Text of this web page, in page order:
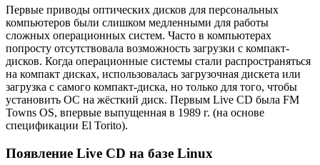
Первые приводы оптических дисков для персональных
компьютеров были слишком медленными для работы
сложных операционных систем. Часто в компьютерах
попросту отсутствовала возможность загрузки с компакт-
дисков. Когда операционные системы стали распространяться
на компакт дисках, использовалась загрузочная дискета или
загрузка с самого компакт-диска, но только для того, чтобы
установить ОС на жёсткий диск. Первым Live CD была FM
Towns OS, впервые выпущенная в 1989 г. (на основе
спецификации El Torito).
Появление Live CD на базе Linux